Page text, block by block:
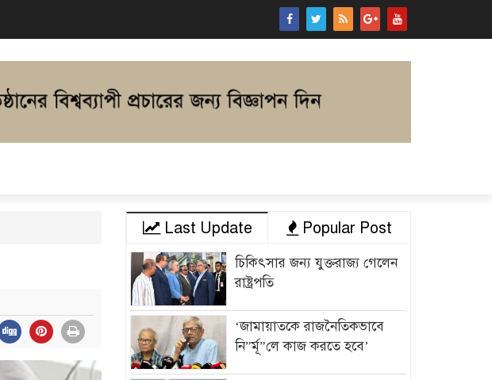
Last Update Popular Post
চিকিৎসার জন্য যুক্তরাজ্য গেলেন
রাষ্ট্রপতি
‘জামায়াতকে রাজনৈতিকভাবে
নি”র্মূ”লে কাজ করতে হবে’